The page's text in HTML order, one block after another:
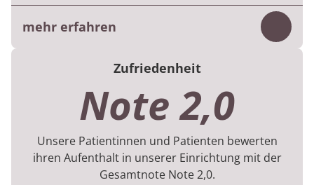
mehr erfahren
Für jede Rehabilitation gibt es Vorgaben zu
Vielfalt, Menge und Dauer betreffen.
Im 1. Halbjahr 2026 flossen Daten von 622
Patientinnen und Patienten in die Bewertung
ein.
Zufriedenheit
Note 2,0
Unsere Patientinnen und Patienten bewerten
ihren Aufenthalt in unserer Einrichtung mit der
Gesamtnote Note 2,0.